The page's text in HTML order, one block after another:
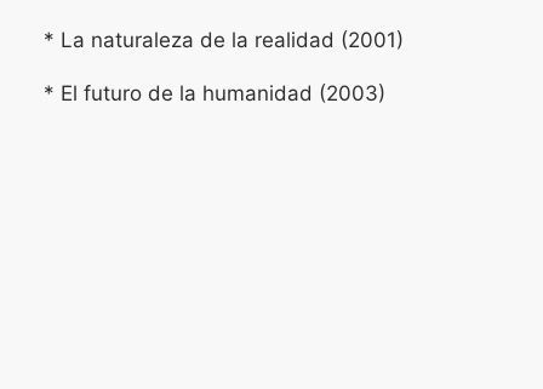
* La naturaleza de la realidad (2001)
* El futuro de la humanidad (2003)